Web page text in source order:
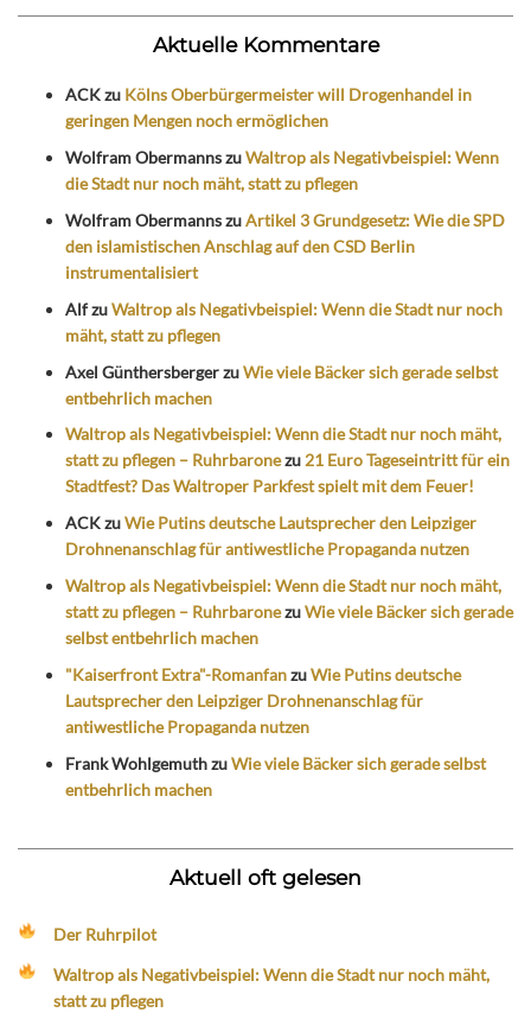
Aktuelle Kommentare
ACKzu Kölns Oberbürgermeister will Drogenhandel in
geringen Mengen noch ermöglichen
Wolfram ObermannszuWaltrop als Negativbeispiel: Wenn
die Stadt nur noch mäht, statt zu pflegen
Wolfram ObermannszuArtikel 3 Grundgesetz: Wie die SPD
den islamistischen Anschlag auf den CSD Berlin
instrumentalisiert
AlfzuWaltrop als Negativbeispiel: Wenn die Stadt nur noch
mäht, statt zu pflegen
Axel GünthersbergerzuWie viele Bäcker sich gerade selbst
entbehrlich machen
Waltrop als Negativbeispiel: Wenn die Stadt nur noch mäht,
statt zu pflegen – Ruhrbaronezu21 Euro Tageseintritt für ein
Stadtfest? Das Waltroper Parkfest spielt mit dem Feuer!
ACKzuWie Putins deutsche Lautsprecher den Leipziger
Drohnenanschlag für antiwestliche Propaganda nutzen
Waltrop als Negativbeispiel: Wenn die Stadt nur noch mäht,
statt zu pflegen – RuhrbaronezuWie viele Bäcker sich gerade
selbst entbehrlich machen
"Kaiserfront Extra"-RomanfanzuWie Putins deutsche
Lautsprecher den Leipziger Drohnenanschlag für
antiwestliche Propaganda nutzen
Frank WohlgemuthzuWie viele Bäcker sich gerade selbst
entbehrlich machen
Aktuell oft gelesen
Der Ruhrpilot
Waltrop als Negativbeispiel: Wenn die Stadt nur noch mäht,
statt zu pflegen